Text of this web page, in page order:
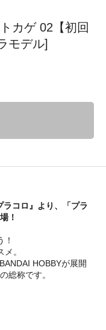
カゲ 02【初回
モデル]
ラコロ』より、「プラ
！
。
HOBBYが展開
総称です。